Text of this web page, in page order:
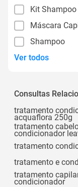
Kit
Máscara
Shampoo
Ver todos
Consultas
tratamento
acquaflora 250g
tratamento
condicionador
tratamento
tratamento e
tratamento
condicionador